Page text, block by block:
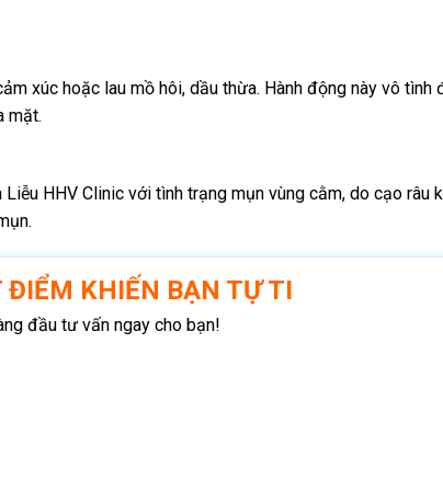
xúc hoặc lau mồ hôi, dầu thừa. Hành động này vô tình
mặt.
HHV Clinic với tình trạng mụn vùng cằm, do cạo râu
ĐIỂM KHIẾN BẠN TỰ TI
đầu tư vấn ngay cho bạn!